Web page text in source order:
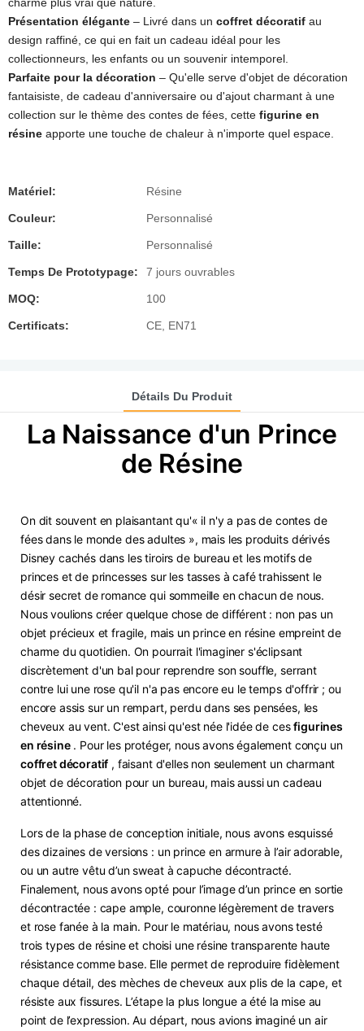
Présentation élégante – Livré dans un coffret décoratif au
design raffiné, ce qui en fait un cadeau idéal pour les
collectionneurs, les enfants ou un souvenir intemporel.
Parfaite pour la décoration – Qu'elle serve d'objet de décoration
fantaisiste, de cadeau d'anniversaire ou d'ajout charmant à une
collection sur le thème des contes de fées, cette figurine en
résine apporte une touche de chaleur à n'importe quel espace.
Matériel: Résine
Couleur: Personnalisé
Taille: Personnalisé
Temps De Prototypage: 7 jours ouvrables
MOQ: 100
Certificats: CE, EN71
Détails Du Produit
La Naissance d'un Prince
de Résine
On dit souvent en plaisantant qu'« il n'y a pas de contes de
fées dans le monde des adultes », mais les produits dérivés
Disney cachés dans les tiroirs de bureau et les motifs de
princes et de princesses sur les tasses à café trahissent le
désir secret de romance qui sommeille en chacun de nous.
Nous voulions créer quelque chose de différent : non pas un
objet précieux et fragile, mais un prince en résine empreint de
charme du quotidien. On pourrait l'imaginer s'éclipsant
discrètement d'un bal pour reprendre son souffle, serrant
contre lui une rose qu'il n'a pas encore eu le temps d'offrir ; ou
encore assis sur un rempart, perdu dans ses pensées, les
cheveux au vent. C'est ainsi qu'est née l'idée de cesfigurines
en résine. Pour les protéger, nous avons également conçu un
coffret décoratif , faisant d'elles non seulement un charmant
objet de décoration pour un bureau, mais aussi un cadeau
attentionné.
Lors de la phase de conception initiale, nous avons esquissé
des dizaines de versions : un prince en armure à l’air adorable,
ou un autre vêtu d’un sweat à capuche décontracté.
Finalement, nous avons opté pour l’image d’un prince en sortie
décontractée : cape ample, couronne légèrement de travers
et rose fanée à la main. Pour le matériau, nous avons testé
trois types de résine et choisi une résine transparente haute
résistance comme base. Elle permet de reproduire fidèlement
chaque détail, des mèches de cheveux aux plis de la cape, et
résiste aux fissures. L’étape la plus longue a été la mise au
point de l’expression. Au départ, nous avions imaginé un air